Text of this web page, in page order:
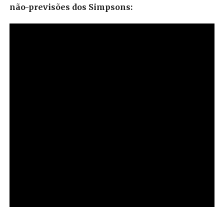
não-previsões dos Simpsons: